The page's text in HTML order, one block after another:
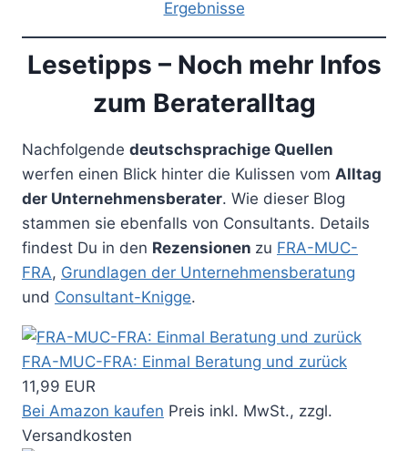
Ergebnisse
Lesetipps – Noch mehr Infos
zum Berateralltag
Nachfolgende deutschsprachige Quellen
werfen einen Blick hinter die Kulissen vom Alltag
der Unternehmensberater. Wie dieser Blog
stammen sie ebenfalls von Consultants. Details
findest Du in den Rezensionen zu FRA-MUC-
FRA, Grundlagen der Unternehmensberatung
und Consultant-Knigge.
FRA-MUC-FRA: Einmal Beratung und zurück
11,99 EUR
Bei Amazon kaufen Preis inkl. MwSt., zzgl.
Versandkosten